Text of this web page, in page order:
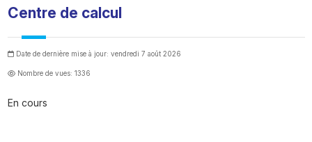
Centre de calcul
Date de dernière mise à jour: vendredi 7 août 2026
Nombre de vues: 1336
En cours